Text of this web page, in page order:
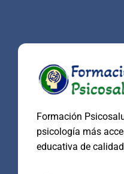
Formación
psicología más
educativa de